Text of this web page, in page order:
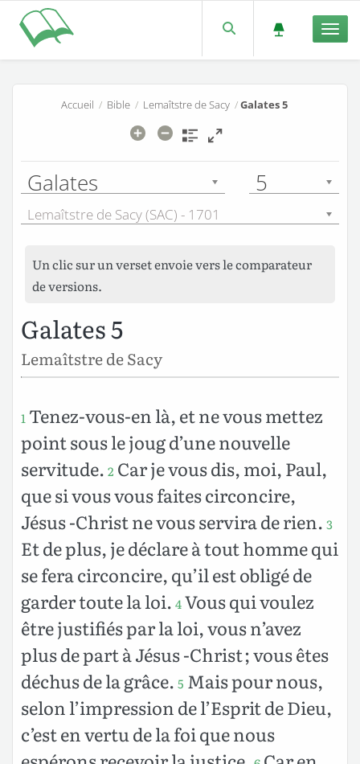
Accueil / Bible / Lemaîtstre de Sacy /Galates 5
Galates 5
Lemaîtstre de Sacy (SAC) - 1701
Un clic sur un verset envoie vers le comparateur
de versions.
Galates 5
Lemaîtstre de Sacy
1 Tenez-vous-en là, et ne vous mettez
point sous le joug d’une nouvelle
servitude. 2 Car je vous dis, moi, Paul,
que si vous vous faites circoncire,
Jésus -Christ ne vous servira de rien. 3
Et de plus, je déclare à tout homme qui
se fera circoncire, qu’il est obligé de
garder toute la loi. 4Vous qui voulez
être justifiés par la loi, vous n’avez
plus de part à Jésus -Christ ; vous êtes
déchus de la grâce. 5 Mais pour nous,
selon l’impression de l’Esprit de Dieu,
c’est en vertu de la foi que nous